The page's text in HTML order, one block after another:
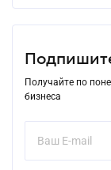
Получайте по
бизнеса